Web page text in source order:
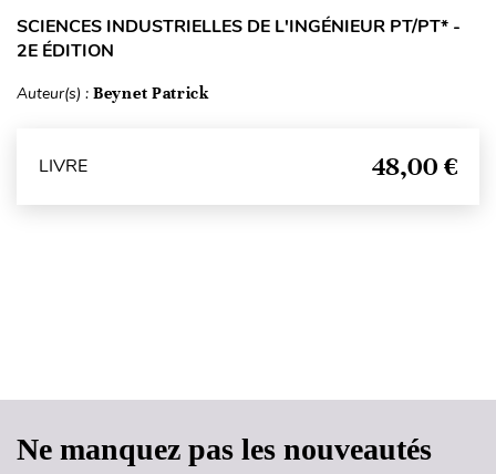
SCIENCES INDUSTRIELLES DE L'INGÉNIEUR PT/PT* -
2E ÉDITION
Auteur(s) : Beynet Patrick
LIVRE 48,00 €
Ne manquez pas les nouveautés